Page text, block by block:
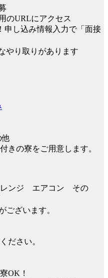
のURLにアクセス
申し込み情報入力で「面接
やり取りがあります
他
きの寮をご用意します。
ンジ エアコン その
ございます。
ださい。
OK！